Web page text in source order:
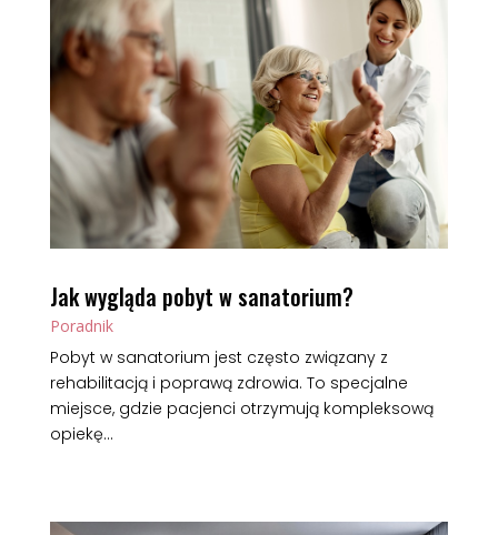
Jak wygląda pobyt w sanatorium?
Poradnik
Pobyt w sanatorium jest często związany z
rehabilitacją i poprawą zdrowia. To specjalne
miejsce, gdzie pacjenci otrzymują kompleksową
opiekę...